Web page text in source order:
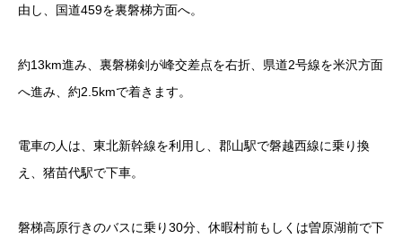
由し、国道459を裏磐梯方面へ。
約13km進み、裏磐梯剣が峰交差点を右折、県道2号線を米沢方面
へ進み、約2.5kmで着きます。
電車の人は、東北新幹線を利用し、郡山駅で磐越西線に乗り換
え、猪苗代駅で下車。
磐梯高原行きのバスに乗り30分、休暇村前もしくは曽原湖前で下